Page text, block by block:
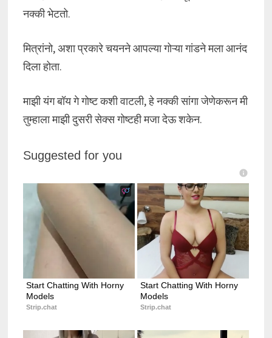
नक्की भेटतो.
मित्रांनो, अशा प्रकारे चयनने आपल्या गोऱ्या गांडने मला आनंद
दिला होता.
माझी यंग बॉय गे गोष्ट कशी वाटली, हे नक्की सांगा जेणेकरून मी
तुम्हाला माझी दुसरी सेक्स गोष्टही मजा देऊ शकेन.
Suggested for you
Start Chatting With Horny
Models
Strip.chat
Start Chatting With Horny
Models
Strip.chat